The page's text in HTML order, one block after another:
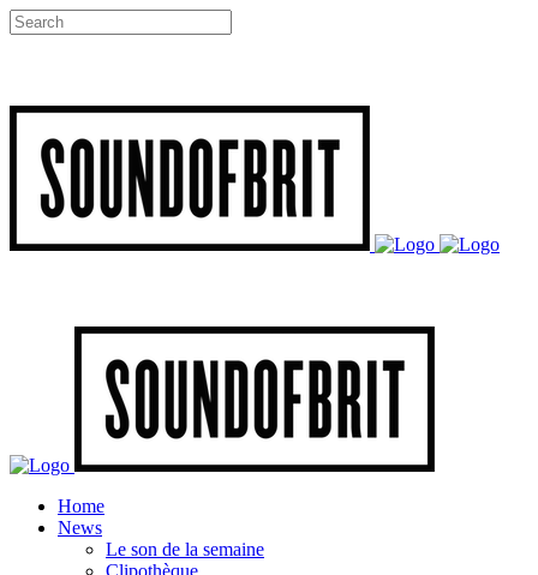
Home
News
Le son de la semaine
Clipothèque